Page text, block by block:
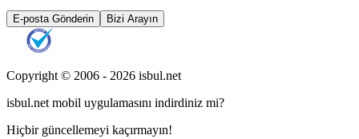
E-posta Gönderin Bizi Arayın
Copyright © 2006 - 2026 isbul.net
isbul.net mobil uygulamasını indirdiniz mi?
Hiçbir güncellemeyi kaçırmayın!